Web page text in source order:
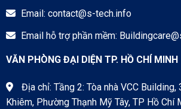
Email: contact@s-tech.info
Email hỗ trợ phần mềm:
VĂN PHÒNG ĐẠI DIỆN TP. HỒ CHÍ MINH
Địa chỉ: Tầng 2: Tòa nhà VCC Building,
Khiêm, Phường Thạnh Mỹ Tây, TP Hồ Chí